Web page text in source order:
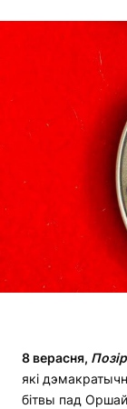
8 верасня,
які
бітвы пад